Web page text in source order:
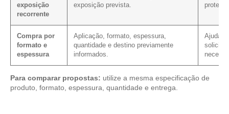
exposição
recorrente
exposição prevista.
Compra por
formato e
espessura
Aplicação, formato, espessura,
quantidade e destino previamente
informados.
Ajuda a
Para comparar propostas: utilize a mesma especificação de
produto, formato, espessura, quantidade e entrega.